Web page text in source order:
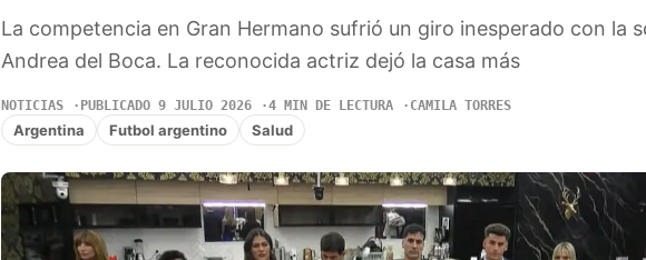
La competencia en Gran Hermano sufrió un giro inesperado con la
Andrea del Boca. La reconocida actriz dejó la casa más
NOTICIAS PUBLICADO 9 JULIO 2026 4 MIN DE LECTURA CAMILA TORRES
Argentina Futbol argentino Salud